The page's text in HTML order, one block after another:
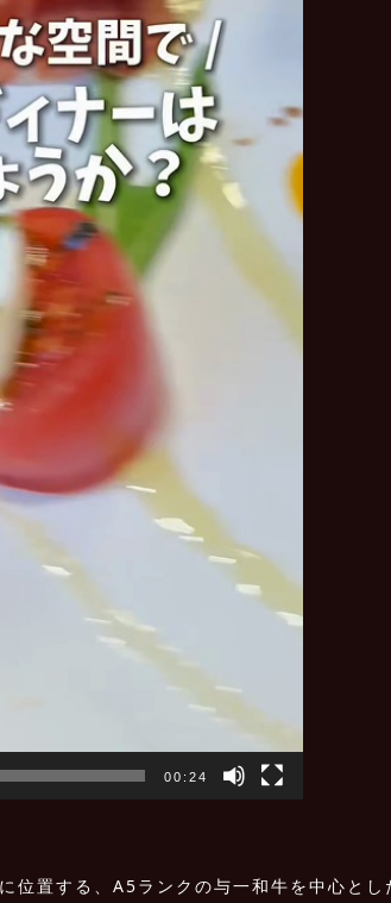
00:24
位置する、A5ランクの与一和牛を中心とし